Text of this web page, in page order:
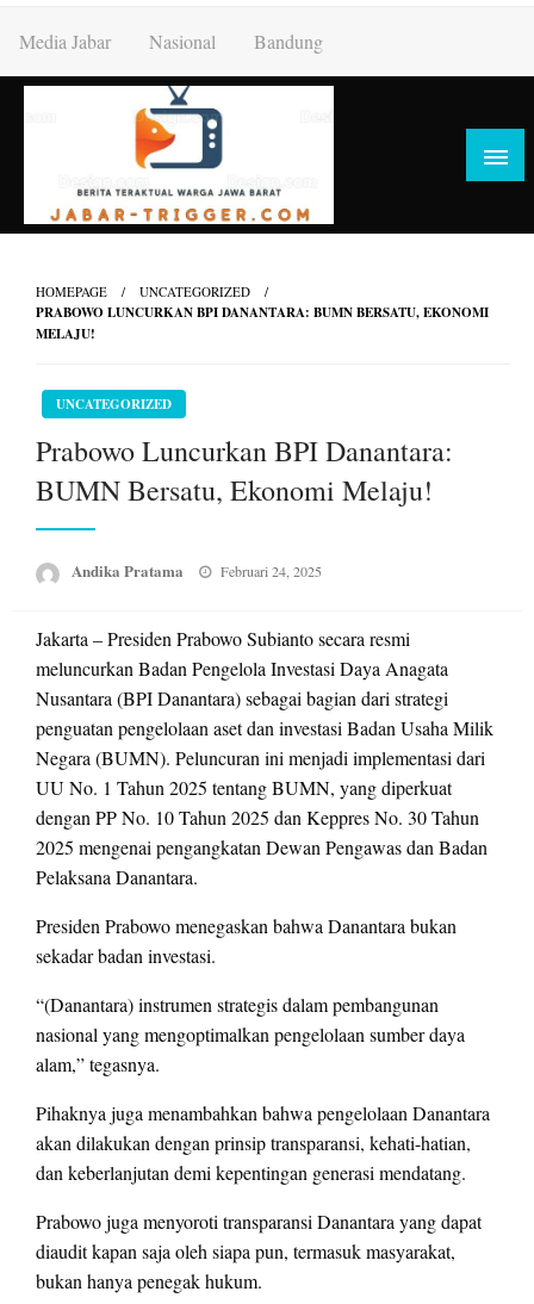
content
Media Jabar Nasional Bandung
HOMEPAGE UNCATEGORIZED
PRABOWO LUNCURKAN BPI DANANTARA: BUMN BERSATU, EKONOMI
MELAJU!
UNCATEGORIZED
Prabowo Luncurkan BPI Danantara:
BUMN Bersatu, Ekonomi Melaju!
Andika Pratama
Posted
Februari 24, 2025
Jakarta – Presiden Prabowo Subianto secara resmi
meluncurkan Badan Pengelola Investasi Daya Anagata
Nusantara (BPI Danantara) sebagai bagian dari strategi
penguatan pengelolaan aset dan investasi Badan Usaha Milik
Negara (BUMN). Peluncuran ini menjadi implementasi dari
UU No. 1 Tahun 2025 tentang BUMN, yang diperkuat
dengan PP No. 10 Tahun 2025 dan Keppres No. 30 Tahun
2025 mengenai pengangkatan Dewan Pengawas dan Badan
Pelaksana Danantara.
Presiden Prabowo menegaskan bahwa Danantara bukan
sekadar badan investasi.
“(Danantara) instrumen strategis dalam pembangunan
nasional yang mengoptimalkan pengelolaan sumber daya
alam,” tegasnya.
Pihaknya juga menambahkan bahwa pengelolaan Danantara
akan dilakukan dengan prinsip transparansi, kehati-hatian,
dan keberlanjutan demi kepentingan generasi mendatang.
Prabowo juga menyoroti transparansi Danantara yang dapat
diaudit kapan saja oleh siapa pun, termasuk masyarakat,
bukan hanya penegak hukum.